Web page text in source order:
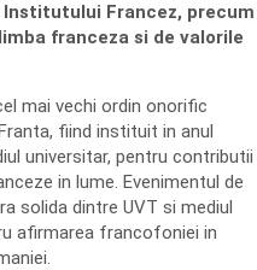
Francez, precum
franceza si de valorile
mai vechi ordin onorific
fiind instituit in anul
universitar, pentru contributii
in lume. Evenimentul de
solida dintre UVT si mediul
afirmarea francofoniei in